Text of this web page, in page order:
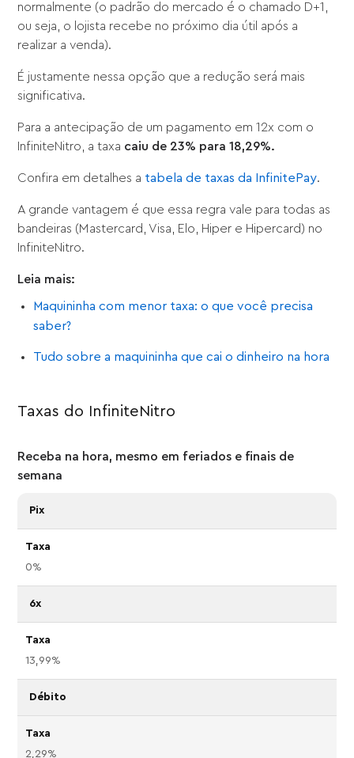
normalmente (o padrão do mercado é o chamado D+1,
ou seja, o lojista recebe no próximo dia útil após a
realizar a venda).
É justamente nessa opção que a redução será mais
significativa.
Para a antecipação de um pagamento em 12x com o
InfiniteNitro, a taxa caiu de 23% para 18,29%.
Confira em detalhes a tabela de taxas da InfinitePay.
A grande vantagem é que essa regra vale para todas as
bandeiras (Mastercard, Visa, Elo, Hiper e Hipercard) no
InfiniteNitro.
Leia mais:
Maquininha com menor taxa: o que você precisa
saber?
Tudo sobre a maquininha que cai o dinheiro na hora
Taxas do InfiniteNitro
Receba na hora, mesmo em feriados e finais de
semana
Pix
0%
6x
13,99%
Débito
2,29%